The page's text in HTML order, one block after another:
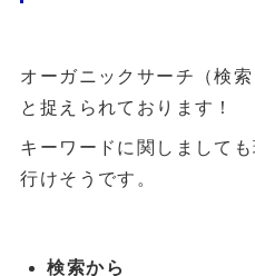
オーガニックサーチ（検
と捉えられております！
キーワードに関しまして
行けそうです。
検索から